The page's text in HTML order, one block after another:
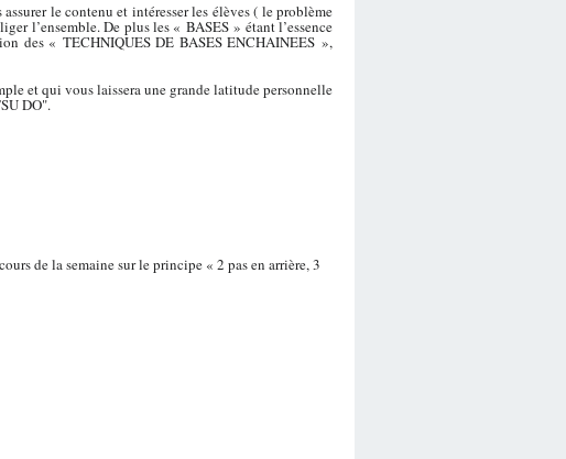
le contenu et intéresser les élèves ( le problème
l’ensemble. De plus les « BASES » étant l’essence
des « TECHNIQUES DE BASES ENCHAINEES »,
et qui vous laissera une grande latitude personnelle
DO".
de la semaine sur le principe « 2 pas en arrière, 3